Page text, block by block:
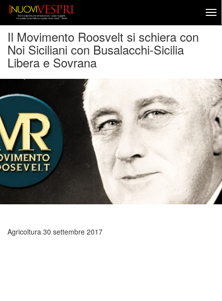
Il Movimento Roosvelt si schiera con
Noi Siciliani con Busalacchi-Sicilia
Libera e Sovrana
Agricoltura 30 settembre 2017